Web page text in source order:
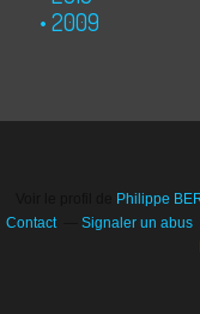
2009
Philippe
Contact
Signaler un abus